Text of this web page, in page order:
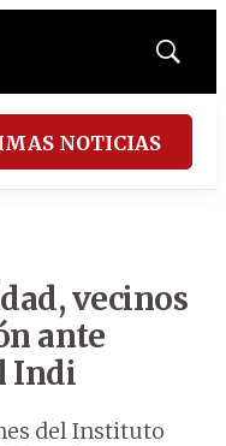
Mostrar
NOTICIAS
vecinos
ante
Indi
del Instituto